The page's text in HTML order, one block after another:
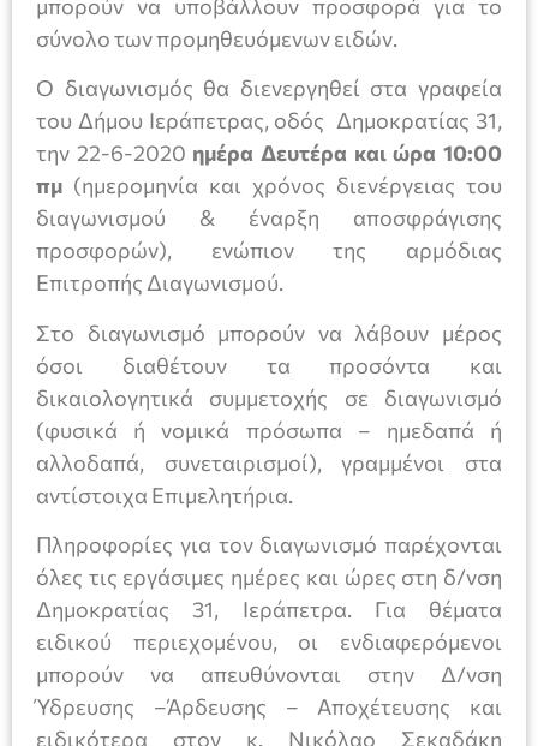
μπορούν να υποβάλλουν προσφορά για το
σύνολο των προμηθευόμενων ειδών.
Ο διαγωνισμός θα διενεργηθεί στα γραφεία
του Δήμου Ιεράπετρας, οδός Δημοκρατίας 31,
την 22-6-2020 ημέρα Δευτέρα και ώρα 10:00
πμ (ημερομηνία και χρόνος διενέργειας του
διαγωνισμού & έναρξη αποσφράγισης
προσφορών), ενώπιον της αρμόδιας
Επιτροπής Διαγωνισμού.
Στο διαγωνισμό μπορούν να λάβουν μέρος
όσοι διαθέτουν τα προσόντα και
δικαιολογητικά συμμετοχής σε διαγωνισμό
(φυσικά ή νομικά πρόσωπα – ημεδαπά ή
αλλοδαπά, συνεταιρισμοί), γραμμένοι στα
αντίστοιχα Επιμελητήρια.
Πληροφορίες για τον διαγωνισμό παρέχονται
όλες τις εργάσιμες ημέρες και ώρες στη δ/νση
Δημοκρατίας 31, Ιεράπετρα. Για θέματα
ειδικού περιεχομένου, οι ενδιαφερόμενοι
μπορούν να απευθύνονται στην Δ/νση
Ύδρευσης –Άρδευσης – Αποχέτευσης και
ειδικότερα στον κ. Νικόλαο Σεκαδάκη